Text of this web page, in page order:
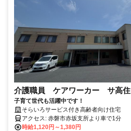
介護職員 ケアワーカー サ高住
子育て世代も活躍中です！
そらいろサービス付き高齢者向け住宅
アクセス: 赤磐市赤坂支所より車で1分
時給1,120円～1,380円